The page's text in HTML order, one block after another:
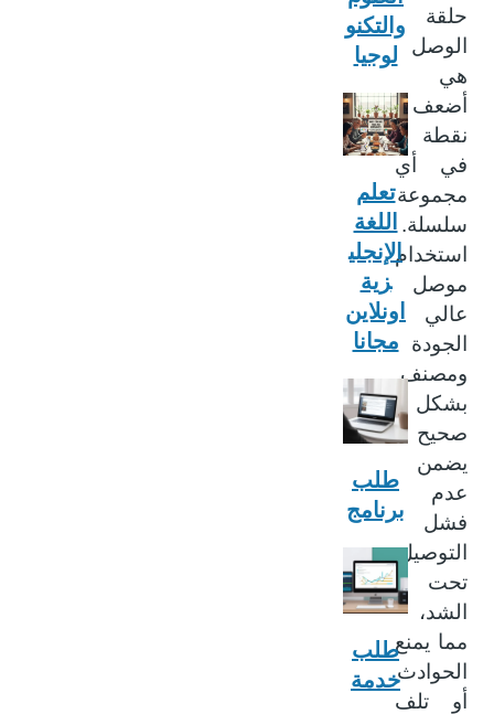
حلقة
الوصل
هي
أضعف
نقطة
في أي
مجموعة
سلسلة.
استخدام
موصل
عالي
الجودة
ومصنف
بشكل
صحيح
يضمن
عدم
فشل
التوصيل
تحت
الشد،
مما يمنع
الحوادث
أو تلف
والتكنو
لوجيا
تعلم
اللغة
الإنجلي
زية
اونلاين
مجانا
طلب
برنامج
طلب
خدمة